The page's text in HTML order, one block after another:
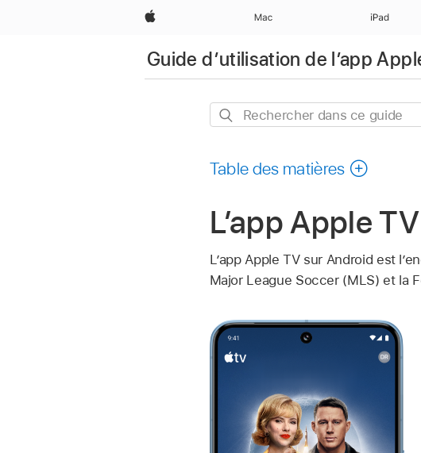
Apple Mac iPad
Guide d’utilisation de l’app
Rechercher
guide
Table des matières
L’app Apple TV
L’app Apple TVsur Android est
Major League Soccer (MLS) et la